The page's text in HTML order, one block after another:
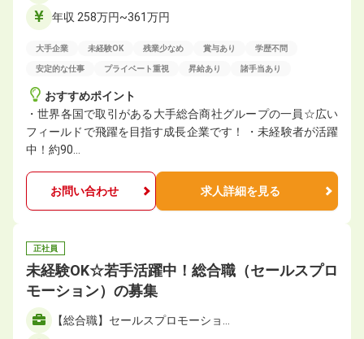
年収 258万円~361万円
大手企業 未経験OK 残業少なめ 賞与あり 学歴不問
安定的な仕事 プライベート重視 昇給あり 諸手当あり
おすすめポイント
・世界各国で取引がある大手総合商社グループの一員☆広い
フィールドで飛躍を目指す成長企業です！ ・未経験者が活躍
中！約90…
お問い合わせ 求人詳細を見る
正社員
未経験OK☆若手活躍中！総合職（セールスプロ
モーション）の募集
【総合職】セールスプロモーショ…